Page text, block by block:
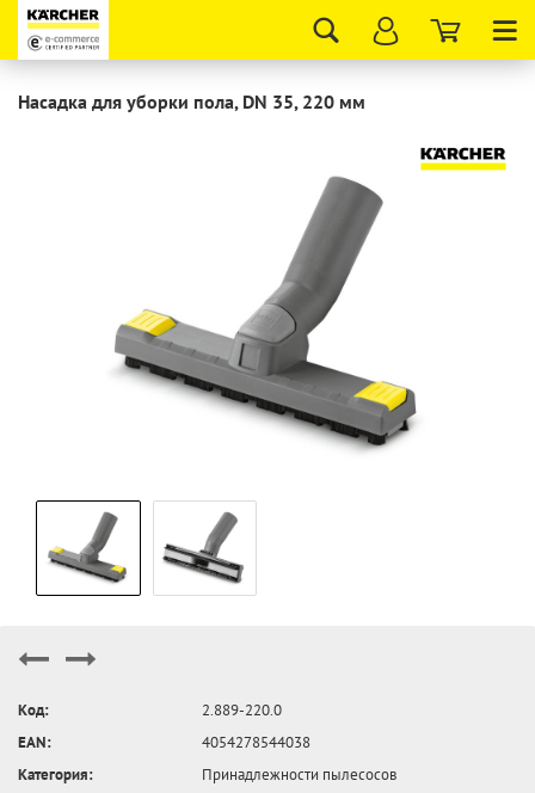
Насадка для уборки пола, DN 35, 220 мм
Код:
2.889-220.0
EAN:
4054278544038
Категория:
Принадлежности пылесосов